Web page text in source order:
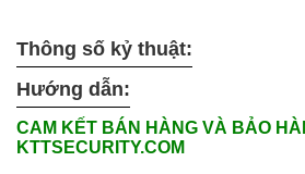
Thông số kỷ thuật:
Hướng dẫn:
CAM KẾT BÁN HÀNG VÀ BẢO
KTTSECURITY.COM